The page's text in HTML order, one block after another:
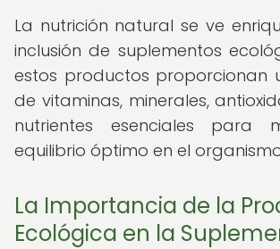
La nutrición natural se ve
inclusión de suplementos
estos productos proporcionan
de vitaminas, minerales,
nutrientes esenciales para
equilibrio óptimo en el
La Importancia de la
Ecológica en la